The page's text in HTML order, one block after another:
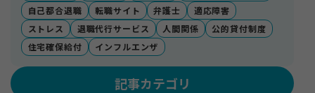
自己都合退職
転職サイト 弁護士
適応障害
ストレス
退職代行サービス 人間関係
公的貸付制度
住宅確保給付
インフルエンザ
記事カテゴリ